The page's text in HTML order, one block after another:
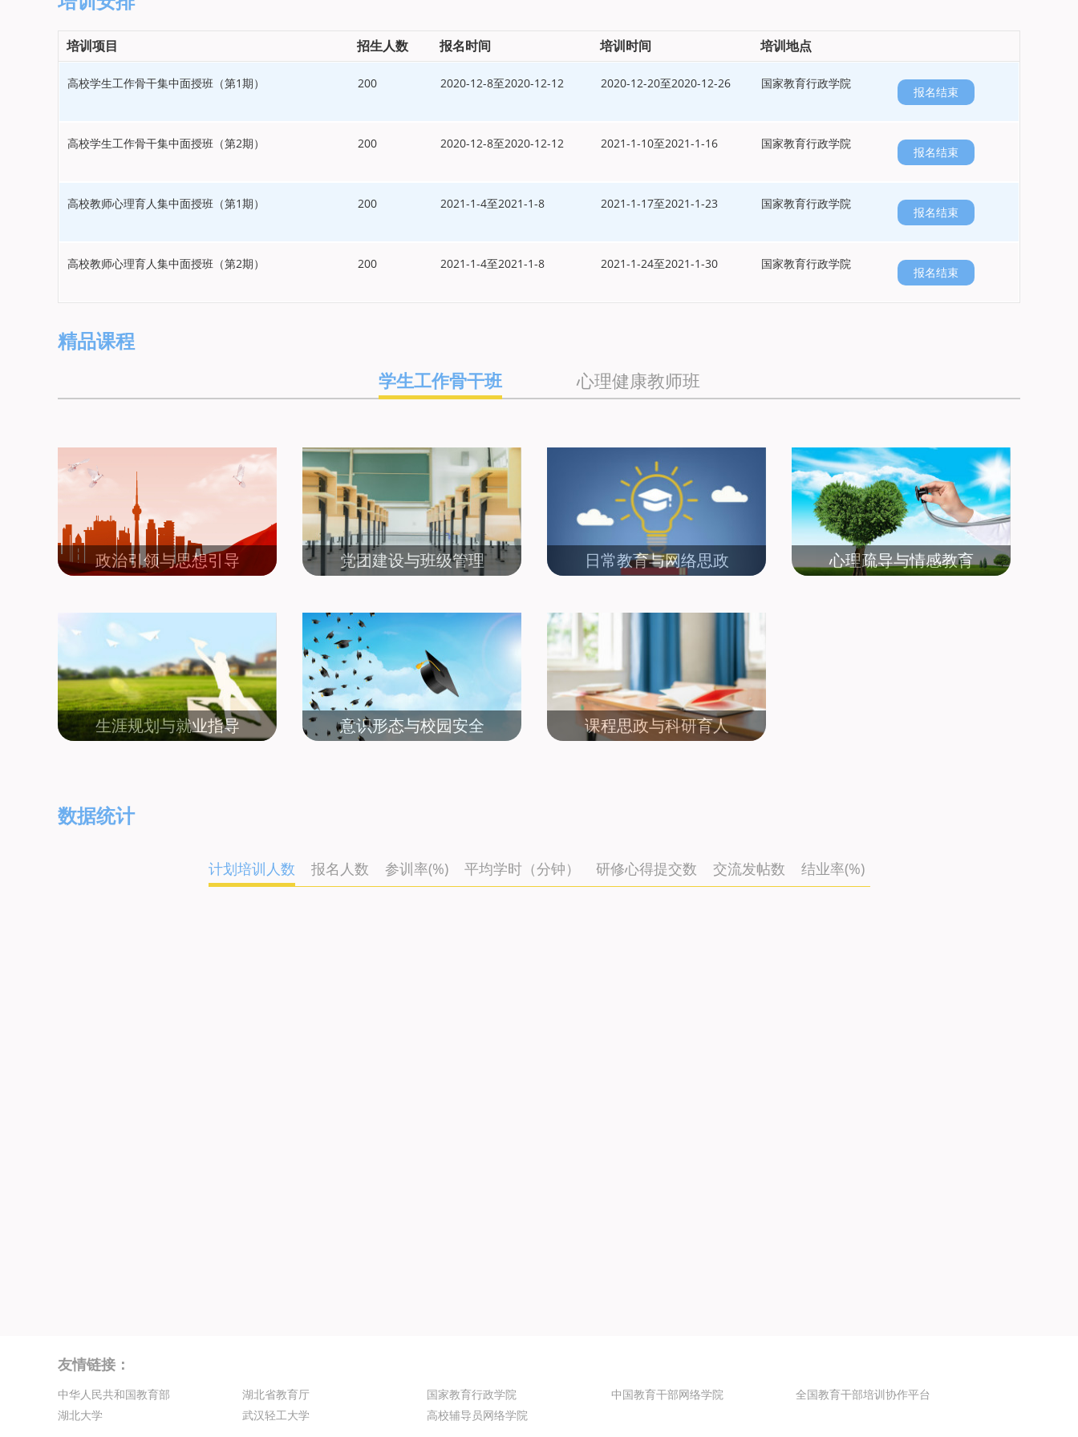
培训项目 招生人数 报名时间 培训时间 培训地点
高校学生工作骨干集中面授班（第1期） 200 2020-12-8至2020-12-12 2020-12-20至2020-12-26 国家教育行政学院
报名结束
高校学生工作骨干集中面授班（第2期） 200 2020-12-8至2020-12-12 2021-1-10至2021-1-16 国家教育行政学院
报名结束
高校教师心理育人集中面授班（第1期） 200 2021-1-4至2021-1-8 2021-1-17至2021-1-23 国家教育行政学院
报名结束
高校教师心理育人集中面授班（第2期） 200 2021-1-4至2021-1-8 2021-1-24至2021-1-30 国家教育行政学院
报名结束
精品课程
学生工作骨干班 心理健康教师班
政治引领与思想引导 党团建设与班级管理 日常教育与网络思政 心理疏导与情感教育
生涯规划与就业指导 意识形态与校园安全 课程思政与科研育人
数据统计
计划培训人数 报名人数 参训率(%) 平均学时（分钟） 研修心得提交数 交流发帖数 结业率(%)
友情链接：
中华人民共和国教育部 湖北省教育厅 国家教育行政学院 中国教育干部网络学院
全国教育干部培训协作平台
湖北大学
武汉轻工大学 高校辅导员网络学院